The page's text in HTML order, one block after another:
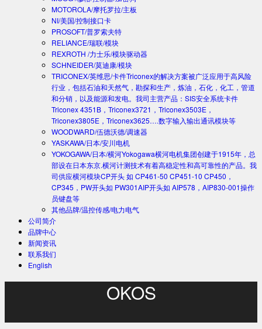
MOTOROLA/摩托罗拉/主板
NI/美国/控制接口卡
PROSOFT/普罗索夫特
RELIANCE/瑞联/模块
REXROTH /力士乐/模块驱动器
SCHNEIDER/莫迪康/模块
TRICONEX/英维思/卡件Triconex的解决方案被广泛应用于高风险
行业，包括石油和天然气，勘探和生产，炼油，石化，化工，管道
和分销，以及能源和发电。我司主营产品：SIS安全系统卡件
Triconex 4351B，Triconex3721，Triconex3503E，
Triconex3805E，Triconex3625….数字输入输出通讯模块等
WOODWARD/伍德沃德/调速器
YASKAWA/日本/安川电机
YOKOGAWA/日本/横河Yokogawa横河电机集团创建于1915年，总
部设在日本东京.横河计测技术有着高稳定性和高可靠性的产品。我
司供应横河模块CP开头 如 CP461-50 CP451-10 CP450，
CP345，PW开头如 PW301AIP开头如 AIP578，AIP830-001操作
员键盘等
其他品牌/温控传感/电力电气
公司简介
品牌中心
新闻资讯
联系我们
English
OKOS